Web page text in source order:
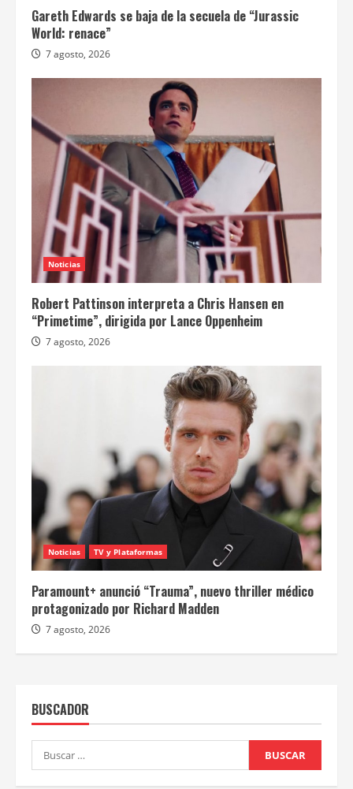
Gareth Edwards se baja de la secuela de “Jurassic
World: renace”
7 agosto, 2026
Noticias
Robert Pattinson interpreta a Chris Hansen en
“Primetime”, dirigida por Lance Oppenheim
7 agosto, 2026
Noticias TV y Plataformas
Paramount+ anunció “Trauma”, nuevo thriller médico
protagonizado por Richard Madden
7 agosto, 2026
BUSCADOR
Buscar: